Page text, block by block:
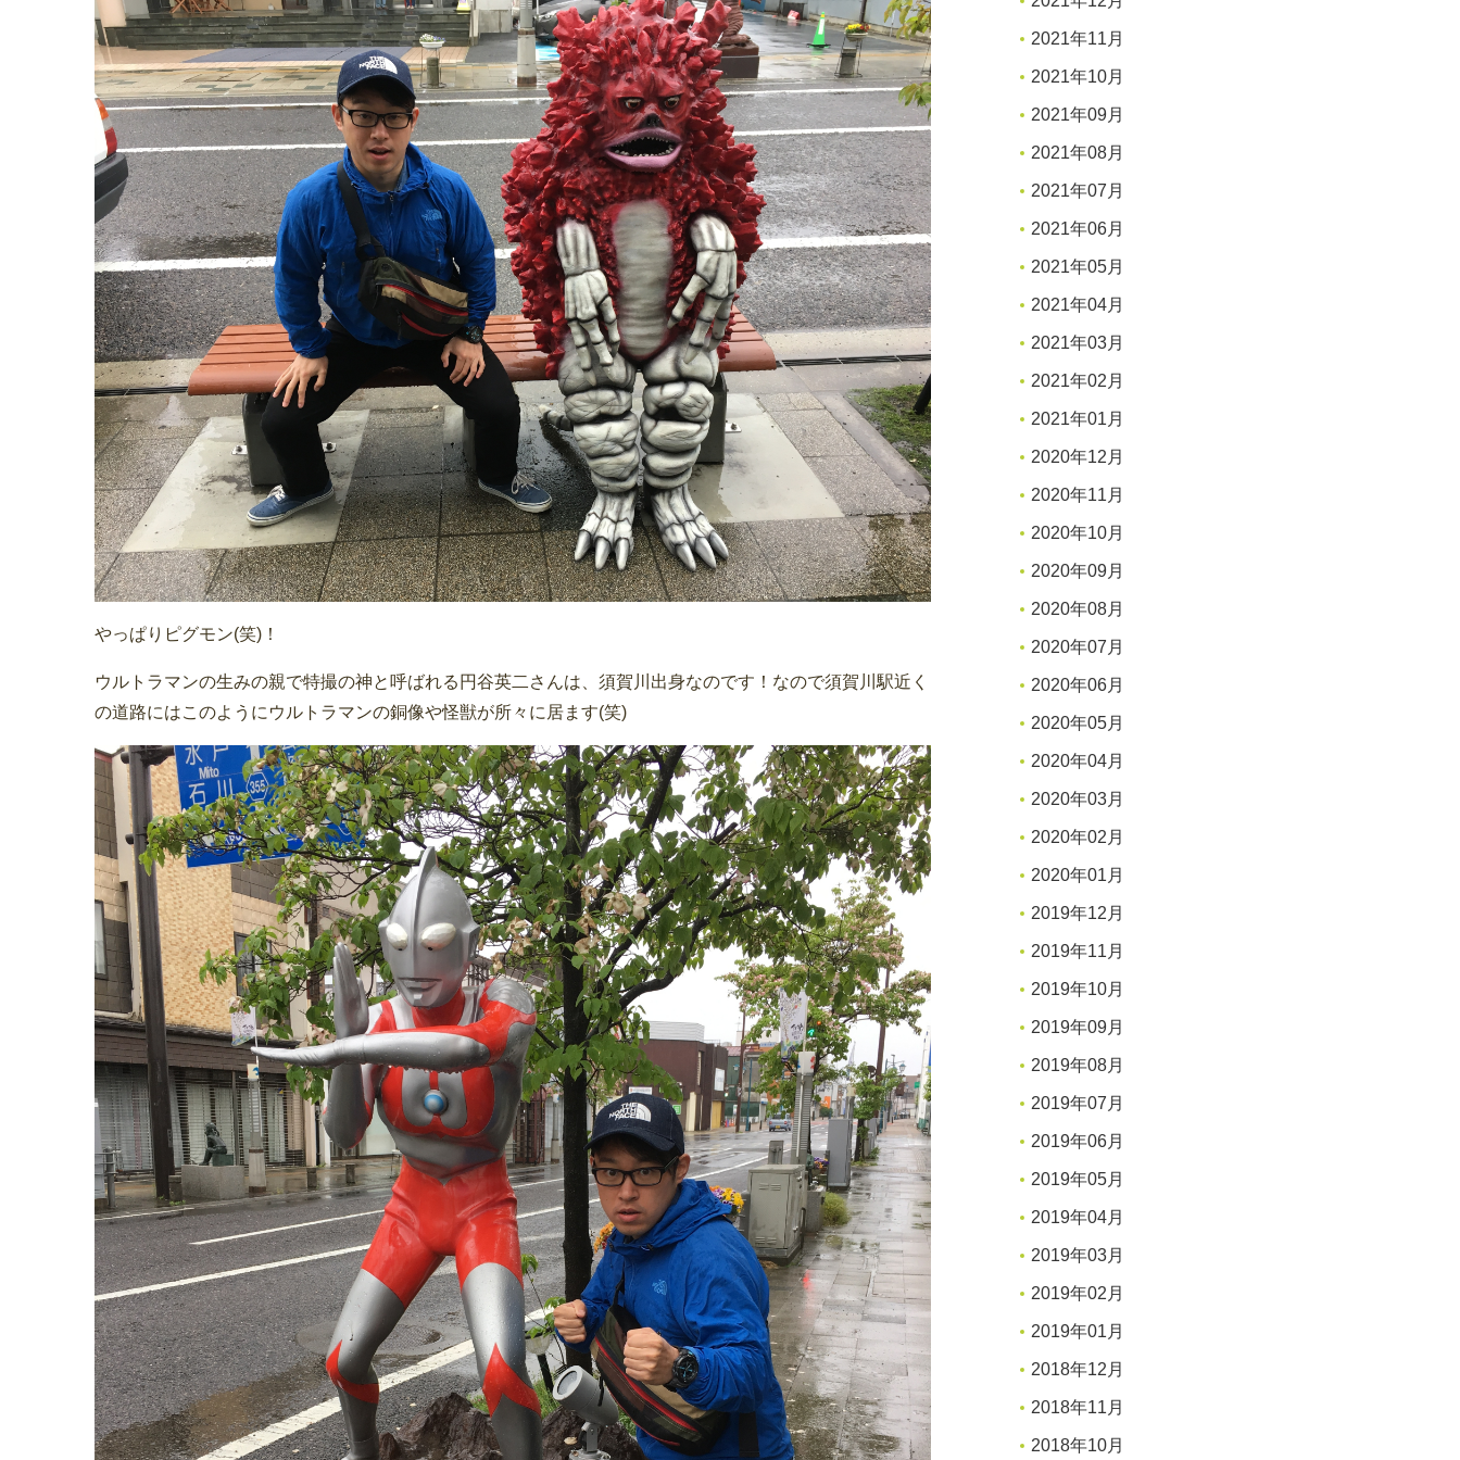
やっぱりピグモン(笑)！
ウルトラマンの生みの親で特撮の神と呼ばれる円谷英二さんは、須賀川出身なのです！なので須賀川駅近く
の道路にはこのようにウルトラマンの銅像や怪獣が所々に居ます(笑)
2021年11月
2021年10月
2021年09月
2021年08月
2021年07月
2021年06月
2021年05月
2021年04月
2021年03月
2021年02月
2021年01月
2020年12月
2020年11月
2020年10月
2020年09月
2020年08月
2020年07月
2020年06月
2020年05月
2020年04月
2020年03月
2020年02月
2020年01月
2019年12月
2019年11月
2019年10月
2019年09月
2019年08月
2019年07月
2019年06月
2019年05月
2019年04月
2019年03月
2019年02月
2019年01月
2018年12月
2018年11月
2018年10月